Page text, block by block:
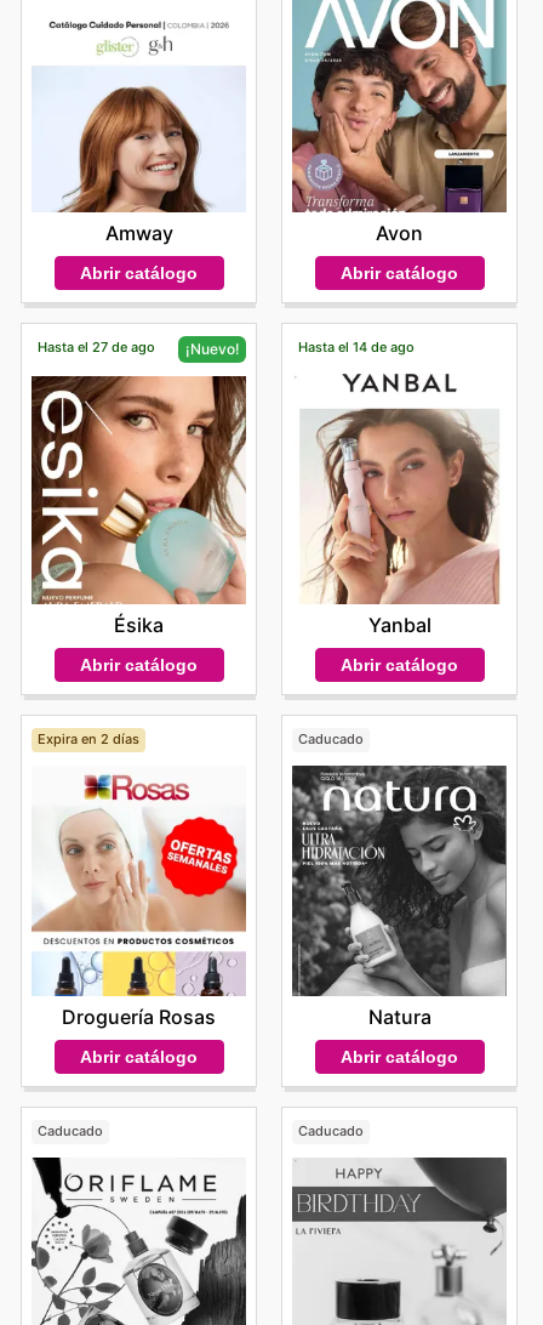
Amway
Abrir catálogo
Avon
Abrir catálogo
Hasta el 27 de ago ¡Nuevo!
Ésika
Abrir catálogo
Hasta el 14 de ago
Yanbal
Abrir catálogo
Expira en 2 días
Droguería Rosas
Abrir catálogo
Caducado
Natura
Abrir catálogo
Caducado Caducado